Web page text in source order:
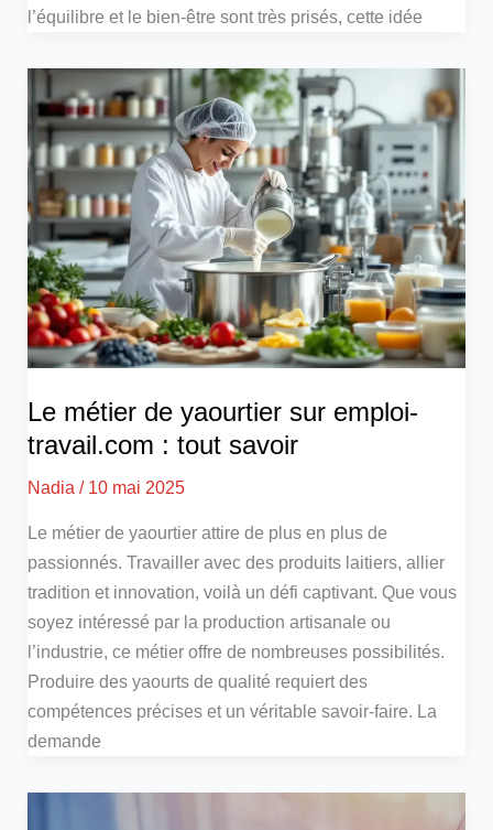
l’équilibre et le bien-être sont très prisés, cette idée
Le métier de yaourtier sur emploi-
travail.com : tout savoir
Nadia/ 10 mai 2025
Le métier de yaourtier attire de plus en plus de
passionnés. Travailler avec des produits laitiers, allier
tradition et innovation, voilà un défi captivant. Que vous
soyez intéressé par la production artisanale ou
l’industrie, ce métier offre de nombreuses possibilités.
Produire des yaourts de qualité requiert des
compétences précises et un véritable savoir-faire. La
demande